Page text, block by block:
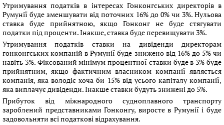
Утримування податків в інтересах Гонконгських директорів в
Румунії буде зменшувати від поточних 16% до 0% чи 3%. Нульова
ставка буде прийнятною, якщо Гонконг не буде стягувати
податки під проценти. Інакше, ставка буде перевищувати 3%.
Утримування податків ставки на дивіденди директорам
гонконгських компаній в Румунії буде знижено від 16% до 5% чи
навіть 3%. Фіксований мінімум процентної ставки буде в 3% буде
прийнятним, якщо фактичним власником компанії являється
компанія, яка володіє хоча би 15% від усього капіталу компанії,
яка виплачує дивіденди. Інакше ставки будуть знижені до 5%.
Прибуток від міжнародного судноплавного транспорту
зароблений представниками Гонконгу, виросте в Румунії і буде
задовольняти всі податкові відрахування.